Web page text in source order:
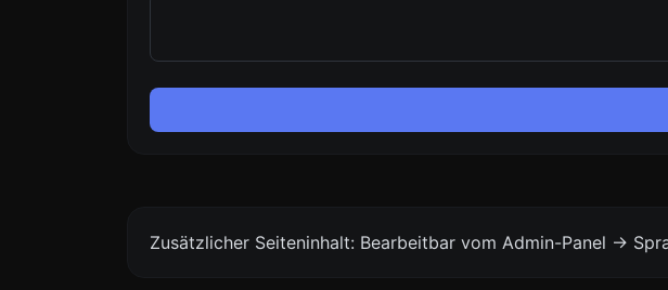
Zusätzlicher Seiteninhalt: Bearbeitbar vom Admin-Panel ->